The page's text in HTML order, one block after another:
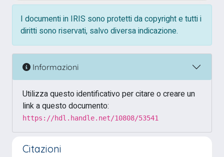
I documenti in IRIS sono protetti da copyright e tutti i
diritti sono riservati, salvo diversa indicazione.
Informazioni
Utilizza questo identificativo per citare o creare un
link a questo documento:
https://hdl.handle.net/10808/53541
Citazioni